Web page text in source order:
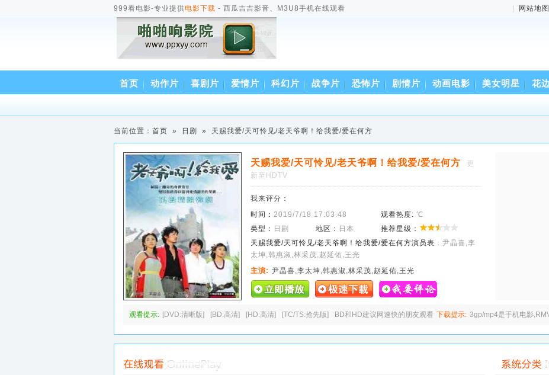
999看电影-专业提供电影下载 - 西瓜吉吉影音、M3U8手机在线观看 网站地图
首页 动作片 喜剧片 爱情片 科幻片 战争片 恐怖片 剧情片 动画电影 美女明星 花
当前位置： 首页 » 日剧 » 天赐我爱/天可怜见/老天爷啊！给我爱/爱在何方
天赐我爱/天可怜见/老天爷啊！给我爱/爱在何方
更
新至HDTV
我来评分：
时间： 2019/7/18 17:03:48 观看热度: ℃
类型：
日剧 地区： 日本
推荐星级：
天赐我爱/天可怜见/老天爷啊！给我爱/爱在何方演员表 ：尹晶喜,李
太坤,韩惠淑,林采茂,赵延佑,王光
主演: 尹晶喜,李太坤,韩惠淑,林采茂,赵延佑,王光
观看提示: [DVD:清晰版] [BD:高清] [HD:高清] [TC/TS:抢先版] BD和HD建议网速快的朋友观看 下载提示: 3gp/mp4是手机电影